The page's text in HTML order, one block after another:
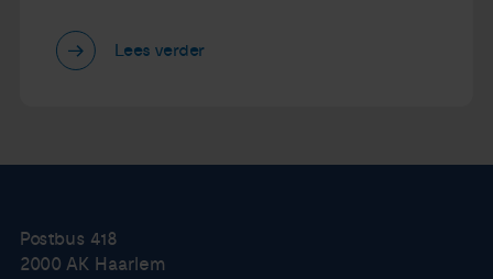
Lees verder
Postbus 418
2000 AK Haarlem